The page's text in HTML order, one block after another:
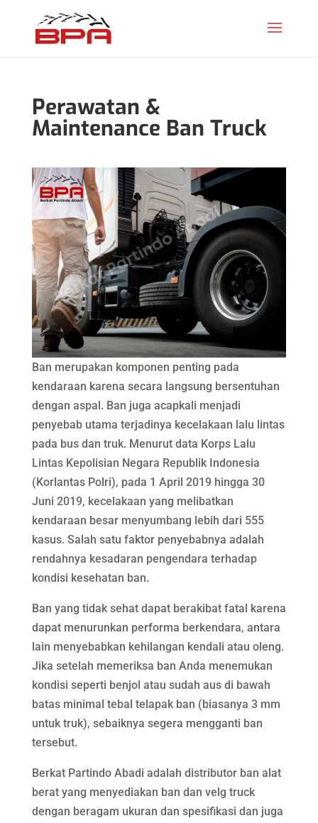
Perawatan &
Maintenance Ban Truck
Ban merupakan komponen penting pada
kendaraan karena secara langsung bersentuhan
dengan aspal. Ban juga acapkali menjadi
penyebab utama terjadinya kecelakaan lalu lintas
pada bus dan truk. Menurut data Korps Lalu
Lintas Kepolisian Negara Republik Indonesia
(Korlantas Polri), pada 1 April 2019 hingga 30
Juni 2019, kecelakaan yang melibatkan
kendaraan besar menyumbang lebih dari 555
kasus. Salah satu faktor penyebabnya adalah
rendahnya kesadaran pengendara terhadap
kondisi kesehatan ban.
Ban yang tidak sehat dapat berakibat fatal karena
dapat menurunkan performa berkendara, antara
lain menyebabkan kehilangan kendali atau oleng.
Jika setelah memeriksa ban Anda menemukan
kondisi seperti benjol atau sudah aus di bawah
batas minimal tebal telapak ban (biasanya 3 mm
untuk truk), sebaiknya segera mengganti ban
tersebut.
Berkat Partindo Abadi adalah distributor ban alat
berat yang menyediakan ban dan velg truck
dengan beragam ukuran dan spesifikasi dan juga